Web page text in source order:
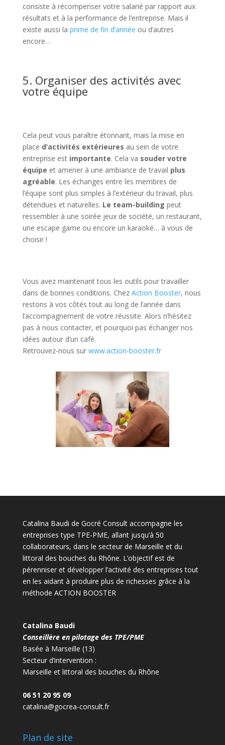
consiste à récompenser votre salarié par rapport aux
résultats et à la performance de l’entreprise. Mais il
existe aussi la prime de fin d’année ou d’autres
encore…
5. Organiser des activités avec
votre équipe
Cela peut vous paraître étonnant, mais la mise en
place d’activités extérieures au sein de votre
entreprise est importante. Cela va souder votre
équipe et amener à une ambiance de travail plus
agréable. Les échanges entre les membres de
l’équipe sont plus simples à l’extérieur du travail, plus
détendues et naturelles. Le team-building peut
ressembler à une soirée jeux de société, un restaurant,
une escape game ou encore un karaoké… à vous de
choisir !
Vous avez maintenant tous les outils pour travailler
dans de bonnes conditions. Chez Action Booster, nous
restons à vos côtés tout au long de l’année dans
l’accompagnement de votre réussite. Alors n’hésitez
pas à nous contacter, et pourquoi pas échanger nos
idées autour d’un café.
Retrouvez-nous sur www.action-booster.fr
Catalina Baudi de Gocré Consult accompagne les
entreprises type TPE-PME, allant jusqu’à 50
collaborateurs, dans le secteur de Marseille et du
littoral des bouches du Rhône. L’objectif est de
pérenniser et développer l’activité des entreprises tout
en les aidant à produire plus de richesses grâce à la
méthode ACTION BOOSTER
Catalina Baudi
Conseillère en pilotage des TPE/PME
Basée à Marseille (13)
Secteur d’intervention :
Marseille et littoral des bouches du Rhône
06 51 20 95 09
catalina@gocrea-consult.fr
Plan de site